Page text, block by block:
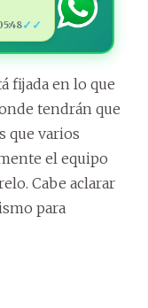
✓✓
fijada en lo que
tendrán que
que varios
el equipo
Cabe aclarar
para